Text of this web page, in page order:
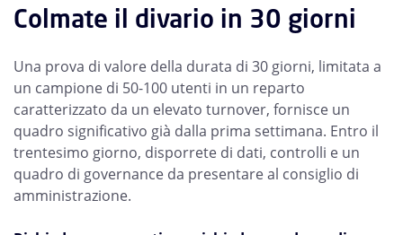
Colmate il divario in 30 giorni
Una prova di valore della durata di 30 giorni, limitata a
un campione di 50-100 utenti in un reparto
caratterizzato da un elevato turnover, fornisce un
quadro significativo già dalla prima settimana. Entro il
trentesimo giorno, disporrete di dati, controlli e un
quadro di governance da presentare al consiglio di
amministrazione.